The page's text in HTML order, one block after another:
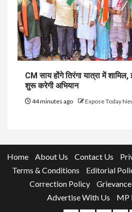
CM साय होंगे तिरंगा यात्रा में
शुरू करेगी अभियान
44 minutes ago Expose Today
Home About Us Contact Us
Terms & Conditions
Editorial
Correction Policy
Advertise With Us
MP